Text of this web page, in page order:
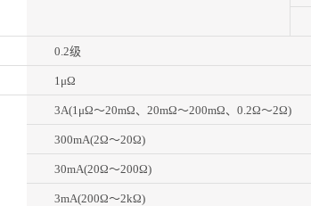
0.2级
1μΩ
3A(1μΩ～20mΩ、20mΩ～200mΩ、0.2Ω～2Ω)
300mA(2Ω～20Ω)
30mA(20Ω～200Ω)
3mA(200Ω～2kΩ)